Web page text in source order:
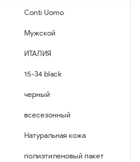
Conti Uomo
Мужской
ИТАЛИЯ
15-34 black
черный
всесезонный
Натуральная кожа
полиэтиленовый пакет